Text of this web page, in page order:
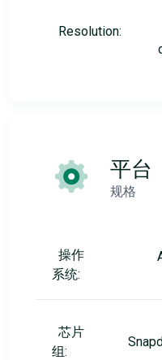
Resolution:
平台
规格
操作
系统:
芯片
组: